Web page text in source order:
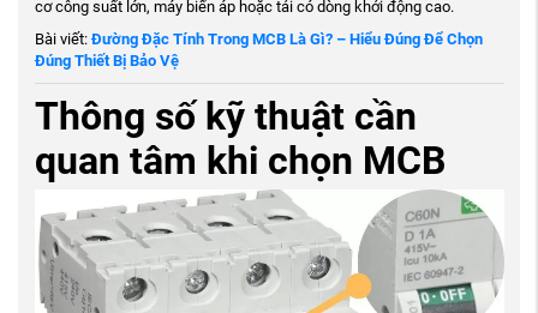
cơ công suất lớn, máy biến áp hoặc tải có dòng khởi động cao.
Bài viết:Đường Đặc Tính Trong MCB Là Gì? – Hiểu Đúng Để Chọn
Đúng Thiết Bị Bảo Vệ
Thông số kỹ thuật cần
quan tâm khi chọn MCB